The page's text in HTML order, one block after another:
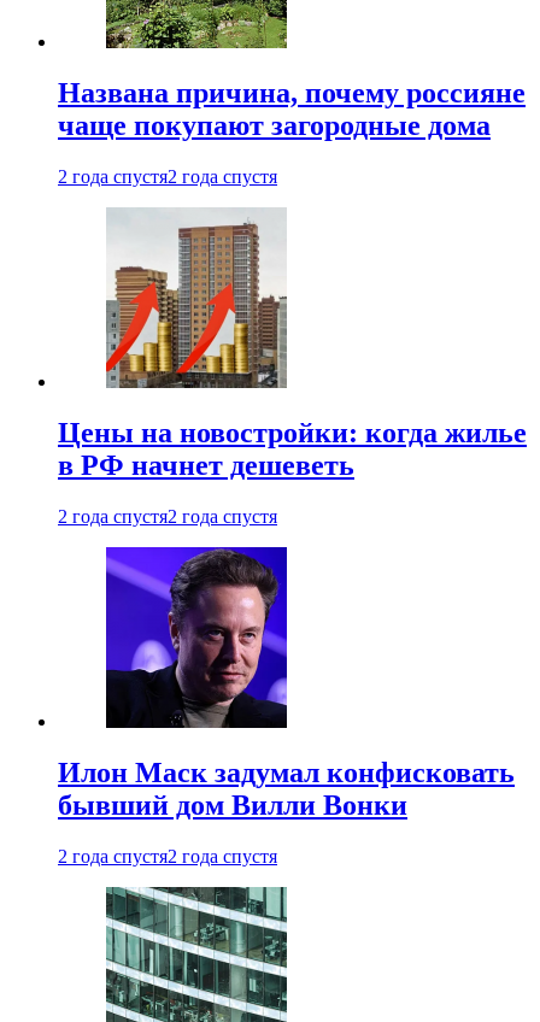
Названа причина, почему россияне
чаще покупают загородные дома
2 года спустя2 года спустя
Цены на новостройки: когда жилье
в РФ начнет дешеветь
2 года спустя2 года спустя
Илон Маск задумал конфисковать
бывший дом Вилли Вонки
2 года спустя2 года спустя